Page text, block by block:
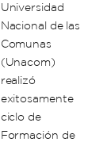
Universidad
Nacional de las
Comunas
(Unacom)
realizó
exitosamente
ciclo de
Formación de